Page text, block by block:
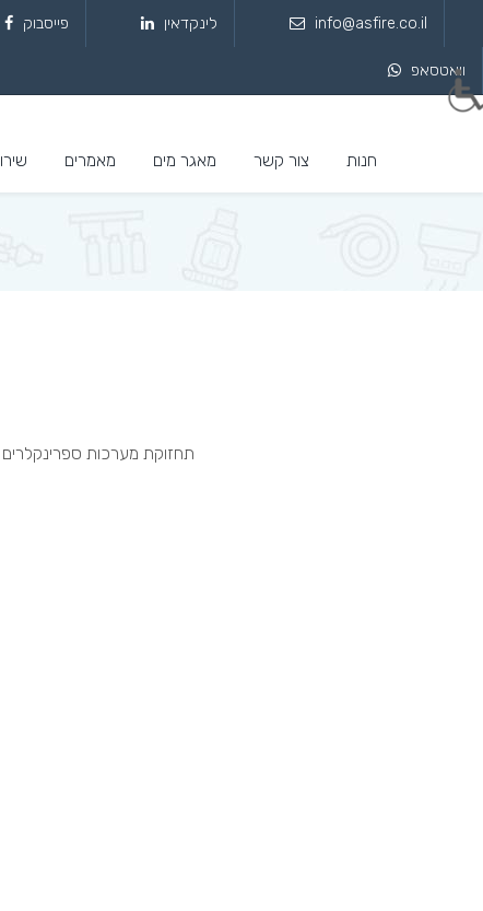
פייסבוק לינקדאין info@asfire.co.il
וואטסאפ
מאמרים מאגר מים צור קשר חנות